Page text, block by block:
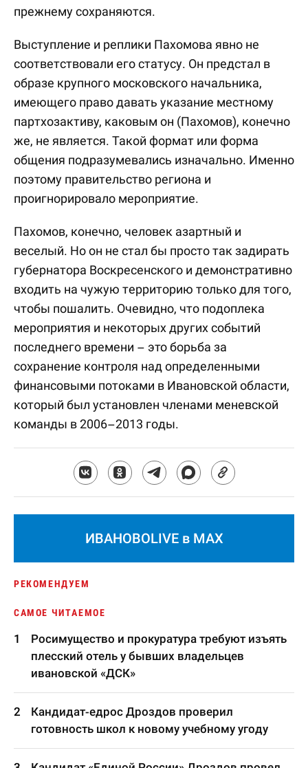
прежнему сохраняются.
Выступление и реплики Пахомова явно не
соответствовали его статусу. Он предстал в
образе крупного московского начальника,
имеющего право давать указание местному
партхозактиву, каковым он (Пахомов), конечно
же, не является. Такой формат или форма
общения подразумевались изначально. Именно
поэтому правительство региона и
проигнорировало мероприятие.
Пахомов, конечно, человек азартный и
веселый. Но он не стал бы просто так задирать
губернатора Воскресенского и демонстративно
входить на чужую территорию только для того,
чтобы пошалить. Очевидно, что подоплека
мероприятия и некоторых других событий
последнего времени – это борьба за
сохранение контроля над определенными
финансовыми потоками в Ивановской области,
который был установлен членами меневской
команды в 2006–2013 годы.
ИВАНОВОLIVE в MAX
РЕКОМЕНДУЕМ
САМОЕ ЧИТАЕМОЕ
Росимущество и прокуратура требуют изъять
плесский отель у бывших владельцев
ивановской «ДСК»
Кандидат-едрос Дроздов проверил
готовность школ к новому учебному угоду